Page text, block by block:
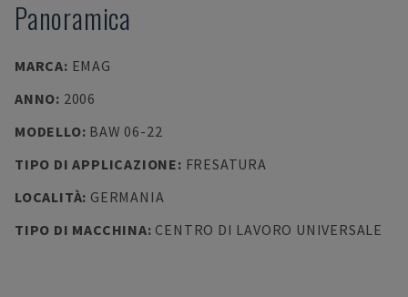
Panoramica
MARCA: EMAG
ANNO: 2006
MODELLO: BAW 06-22
TIPO DI APPLICAZIONE: FRESATURA
LOCALITÀ: GERMANIA
TIPO DI MACCHINA: CENTRO DI LAVORO UNIVERSALE